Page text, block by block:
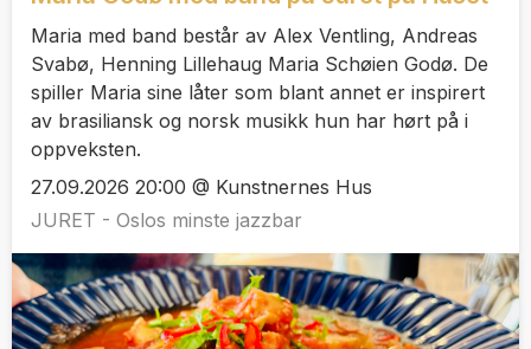
Maria med band består av Alex Ventling, Andreas
Svabø, Henning Lillehaug Maria Schøien Godø. De
spiller Maria sine låter som blant annet er inspirert
av brasiliansk og norsk musikk hun har hørt på i
oppveksten.
27.09.2026 20:00 @ Kunstnernes Hus
JURET - Oslos minste jazzbar